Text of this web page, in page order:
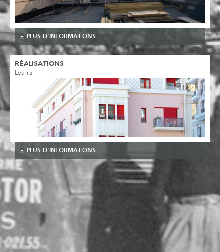
PLUS D'INFORMATIONS
RÉALISATIONS
Les Iris
PLUS D'INFORMATIONS